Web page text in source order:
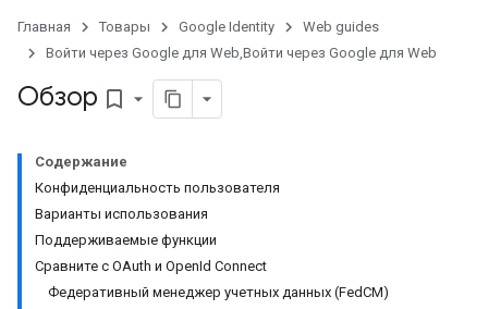
Главная Товары Google Identity
Web guides
Войти через Google для Web,Войти через Google для Web
Обзор bookmark_border
Содержание
Конфиденциальность пользователя
Варианты использования
Поддерживаемые функции
Сравните с OAuth и OpenId Connect
Федеративный менеджер учетных данных (FedCM)